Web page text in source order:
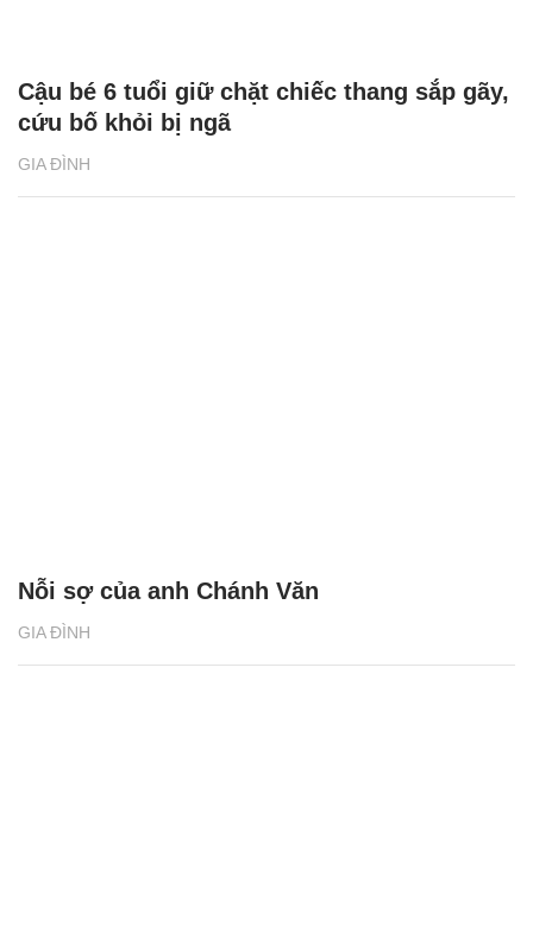
GIA ĐÌNH
Cậu bé 6 tuổi giữ chặt chiếc thang sắp gãy,
cứu bố khỏi bị ngã
GIA ĐÌNH
Nỗi sợ của anh Chánh Văn